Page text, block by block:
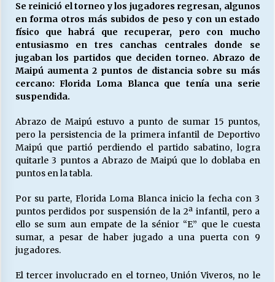
MUNICIPALIDADES, HONORARIOS, DESPIDOS
28/05/2026
Releyendo la Rerum Novarum a 135 años. “La
cuestión social hoy”.
16/05/2026
S.O.S. a los ricos, Save Our Souls (Salvar
Nuestras Almas)
30/04/2026
¿Asesores con doble sueldo?
Chile y sus segmentos de la riqueza
06/04/2026
Se reinició el torneo y los jugadores regresan, algunos
en forma otros más subidos de peso y con un estado
físico que habrá que recuperar, pero con mucho
entusiasmo en tres canchas centrales donde se
jugaban los partidos que deciden torneo. Abrazo de
Maipú aumenta 2 puntos de distancia sobre su más
cercano: Florida Loma Blanca que tenía una serie
suspendida.
Abrazo de Maipú estuvo a punto de sumar 15 puntos,
pero la persistencia de la primera infantil de Deportivo
Maipú que partió perdiendo el partido sabatino, logra
quitarle 3 puntos a Abrazo de Maipú que lo doblaba en
puntos en la tabla.
Por su parte, Florida Loma Blanca inicio la fecha con 3
puntos perdidos por suspensión de la 2ª infantil, pero a
ello se sum aun empate de la sénior “E” que le cuesta
sumar, a pesar de haber jugado a una puerta con 9
jugadores.
El tercer involucrado en el torneo, Unión Viveros, no le